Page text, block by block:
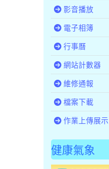
影音播放
電子相簿
行事曆
網站計數器
維修通報
檔案下載
作業上傳展示
健康氣象